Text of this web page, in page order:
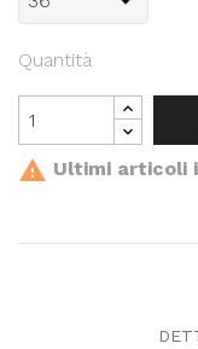
Quantità
 Ultimi articoli